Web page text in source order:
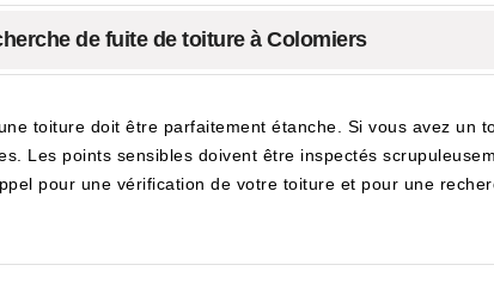
de fuite de toiture à Colomiers
toiture doit être parfaitement étanche. Si vous avez un
Les points sensibles doivent être inspectés
pour une vérification de votre toiture et pour une